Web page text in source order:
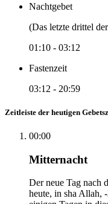
Nachtgebet
(Das letzte drittel
01:10 - 03:12
Fastenzeit
03:12 - 20:59
Zeitleiste der heutigen
00:00
Mitternacht
Der neue Tag nach
heute, in sha Allah,